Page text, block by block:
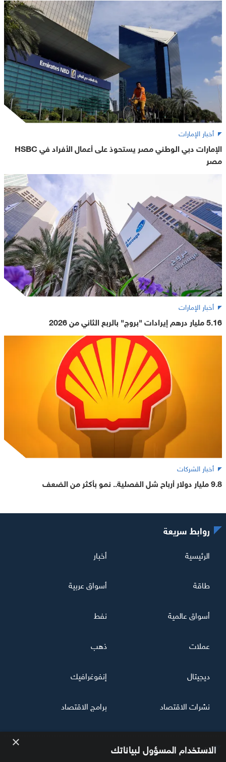
أخبار الإمارات
الإمارات دبي الوطني مصر يستحوذ على أعمال الأفراد في HSBC
مصر
أخبار الإمارات
5.16 مليار درهم إيرادات "بروج" بالربع الثاني من 2026
أخبار الشركات
9.8 مليار دولار أرباح شل الفصلية.. نمو بأكثر من الضعف
تابعنا
روابط سريعة
الرئيسية أخبار
طاقة أسواق عربية
أسواق عالمية نفط
عملات ذهب
ديجيتال إنفوغرافيك
نشرات الاقتصاد برامج الاقتصاد
× الاستخدام المسؤول لبياناتك